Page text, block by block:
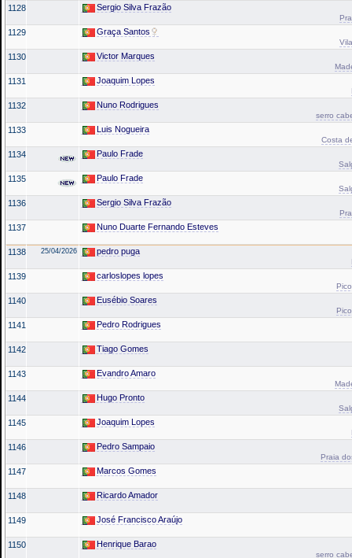
1128 Sergio Silva Frazão
1129 Graça Santos
1130 Victor Marques
1131 Joaquim Lopes
1132 Nuno Rodrigues
serro
1133 Luis Nogueira
Costa
1134 Paulo Frade
1135 Paulo Frade
1136 Sergio Silva Frazão
1137 Nuno Duarte Fernando Esteves
1138 25/04/2026 pedro puga
1139 carloslopes lopes
1140 Eusébio Soares
1141 Pedro Rodrigues
1142 Tiago Gomes
1143 Evandro Amaro
1144 Hugo Pronto
1145 Joaquim Lopes
1146 Pedro Sampaio
Praia
1147 Marcos Gomes
1148 Ricardo Amador
1149 José Francisco Araújo
1150 Henrique Barao
serro